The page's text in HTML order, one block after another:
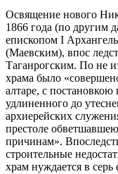
Освящение нового
1866 года (по другим
епископом I
(Маевским), впос
Таганрогским. По не
храма было
алтаре, с
удлиненного до
архиерейских
престоле
причинам».
строительные
храм нуждается в серь